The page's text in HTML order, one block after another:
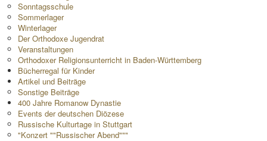
Sonntagsschule
Sommerlager
Winterlager
Der Orthodoxe Jugendrat
Veranstaltungen
Orthodoxer Religionsunterricht in Baden-Württemberg
Bücherregal für Kinder
Artikel und Beiträge
Sonstige Beiträge
400 Jahre Romanow Dynastie
Events der deutschen Diözese
Russische Kulturtage in Stuttgart
"Konzert ""Russischer Abend"""